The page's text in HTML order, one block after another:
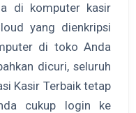
di komputer kasir
yang dienkripsi
di toko Anda
dicuri, seluruh
Kasir Terbaik tetap
cukup login ke